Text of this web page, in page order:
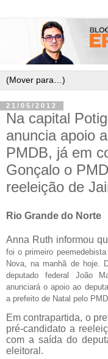
21/05/2012
Na capital
anuncia apoio
PMDB, já em
Gonçalo o
reeleição de
Rio Grande do Norte
Anna Ruth informou
foi o primeiro
Nova, na manhã de hoje.
deputado federal João
anunciará o apoio ao
a prefeito de Natal pelo
Em contrapartida, o
pré-candidato a
com a saída do
eleitoral.